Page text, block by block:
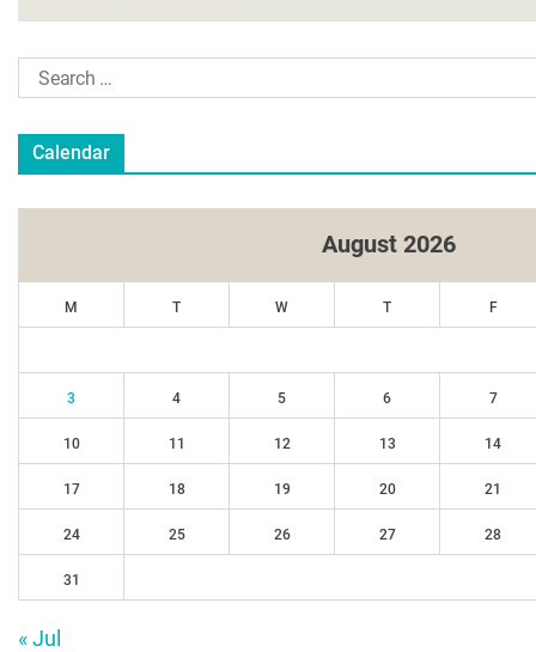
Calendar
August 2026
M T W T F
3 4 5 6 7
10 11 12 13 14
17 18 19 20 21
24 25 26 27 28
31
« Jul